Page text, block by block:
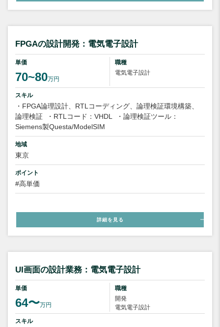
FPGAの設計開発：電気電子設計
単価
70~80万円
職種
電気電子設計
スキル
・FPGA論理設計、RTLコーディング、論理検証環境構築、
論理検証
・RTLコード：VHDL
・論理検証ツール：
Siemens製Questa/ModelSIM
地域
東京
ポイント
#高単価
詳細を見る
UI画面の設計業務：電気電子設計
単価
64〜万円
職種
開発
電気電子設計
スキル